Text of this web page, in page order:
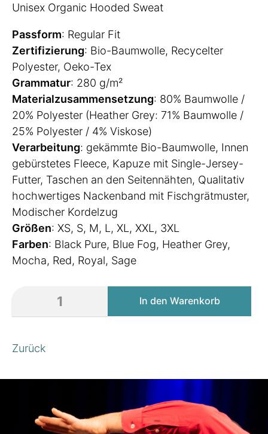
Unisex Organic Hooded Sweat
Passform: Regular Fit
Zertifizierung: Bio-Baumwolle, Recycelter
Polyester, Oeko-Tex
Grammatur: 280 g/m²
Materialzusammensetzung: 80% Baumwolle /
20% Polyester (Heather Grey: 71% Baumwolle /
25% Polyester / 4% Viskose)
Verarbeitung: gekämmte Bio-Baumwolle, Innen
gebürstetes Fleece, Kapuze mit Single-Jersey-
Futter, Taschen an den Seitennähten, Qualitativ
hochwertiges Nackenband mit Fischgrätmuster,
Modischer Kordelzug
Größen: XS, S, M, L, XL, XXL, 3XL
Farben: Black Pure, Blue Fog, Heather Grey,
Mocha, Red, Royal, Sage
Zurück